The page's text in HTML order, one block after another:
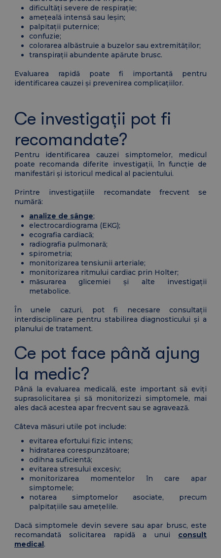
dificultăți severe de respirație;
amețeală intensă sau leșin;
palpitații puternice;
confuzie;
colorarea albăstruie a buzelor sau extremităților;
transpirații abundente apărute brusc.
Evaluarea rapidă poate fi importantă pentru
identificarea cauzei și prevenirea complicațiilor.
Ce investigații pot fi
recomandate?
Pentru identificarea cauzei simptomelor, medicul
poate recomanda diferite investigații, în funcție de
manifestări și istoricul medical al pacientului.
Printre investigațiile recomandate frecvent se
numără:
analize de sânge;
electrocardiograma (EKG);
ecografia cardiacă;
radiografia pulmonară;
spirometria;
monitorizarea tensiunii arteriale;
monitorizarea ritmului cardiac prin Holter;
măsurarea glicemiei și alte investigații
metabolice.
În unele cazuri, pot fi necesare consultații
interdisciplinare pentru stabilirea diagnosticului și a
planului de tratament.
Ce pot face până ajung
la medic?
Până la evaluarea medicală, este important să eviți
suprasolicitarea și să monitorizezi simptomele, mai
ales dacă acestea apar frecvent sau se agravează.
Câteva măsuri utile pot include:
evitarea efortului fizic intens;
hidratarea corespunzătoare;
odihna suficientă;
evitarea stresului excesiv;
monitorizarea momentelor în care apar
simptomele;
notarea simptomelor asociate, precum
palpitațiile sau amețelile.
Dacă simptomele devin severe sau apar brusc, este
recomandată solicitarea rapidă a unui consult
medical .